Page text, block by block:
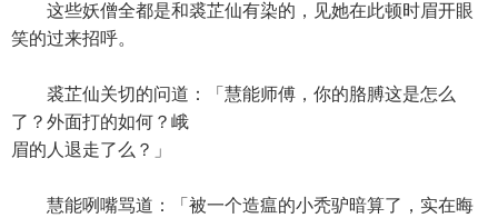
这些妖僧全都是和裘芷仙有染的，见她在此顿时眉开眼
笑的过来招呼。
裘芷仙关切的问道：「慧能师傅，你的胳膊这是怎么
了？外面打的如何？峨
眉的人退走了么？」
慧能咧嘴骂道：「被一个造瘟的小秃驴暗算了，实在晦